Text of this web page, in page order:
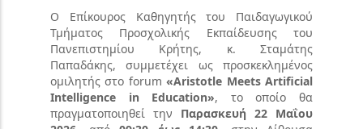
Ο Επίκουρος Καθηγητής του Παιδαγωγικού
Τμήματος Προσχολικής Εκπαίδευσης του
Πανεπιστημίου Κρήτης, κ. Σταμάτης
Παπαδάκης, συμμετέχει ως προσκεκλημένος
ομιλητής στο forum «Aristotle Meets Artificial
Intelligence
in Education», το οποίο θα
πραγματοποιηθεί την Παρασκευή 22 Μαΐου